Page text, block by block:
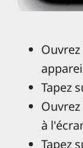
Tapez
à
Tapez